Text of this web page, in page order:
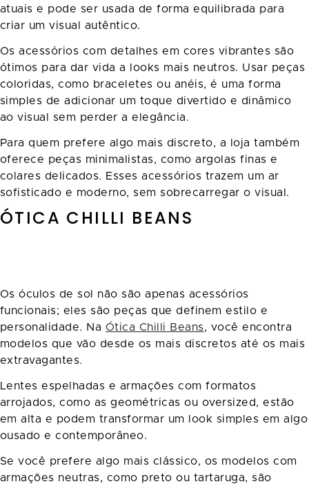
atuais e pode ser usada de forma equilibrada para
criar um visual autêntico.
Os acessórios com detalhes em cores vibrantes são
ótimos para dar vida a looks mais neutros. Usar peças
coloridas, como braceletes ou anéis, é uma forma
simples de adicionar um toque divertido e dinâmico
ao visual sem perder a elegância.
Para quem prefere algo mais discreto, a loja também
oferece peças minimalistas, como argolas finas e
colares delicados. Esses acessórios trazem um ar
sofisticado e moderno, sem sobrecarregar o visual.
ÓTICA CHILLI BEANS
Os óculos de sol não são apenas acessórios
funcionais; eles são peças que definem estilo e
personalidade. Na Ótica Chilli Beans, você encontra
modelos que vão desde os mais discretos até os mais
extravagantes.
Lentes espelhadas e armações com formatos
arrojados, como as geométricas ou oversized, estão
em alta e podem transformar um look simples em algo
ousado e contemporâneo.
Se você prefere algo mais clássico, os modelos com
armações neutras, como preto ou tartaruga, são